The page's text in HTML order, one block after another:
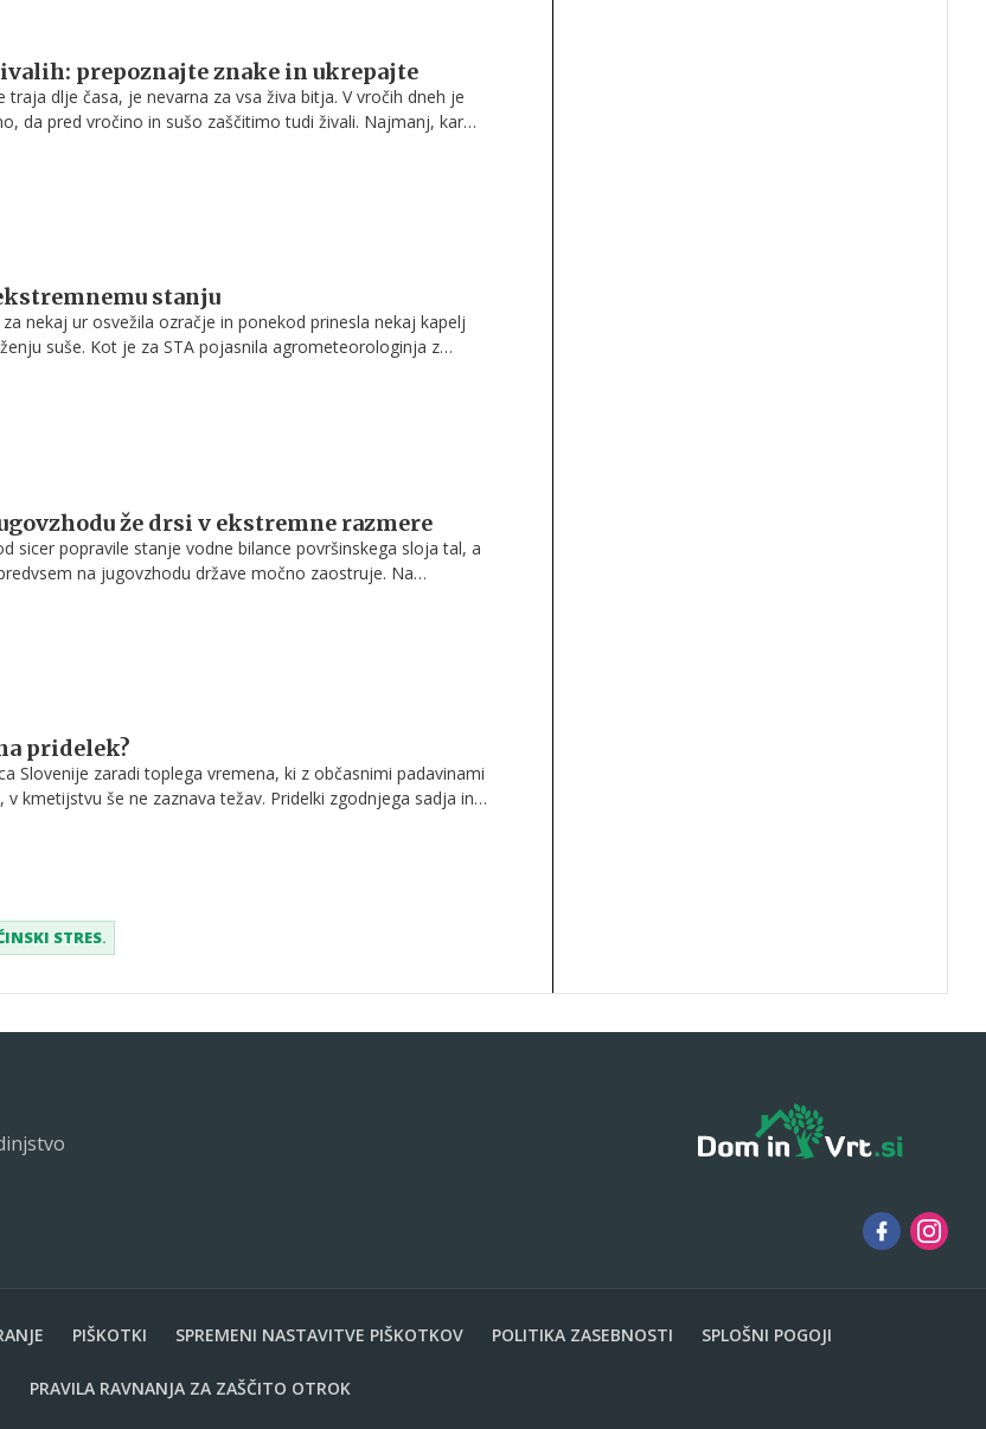
prepoznajte znake in ukrepajte
traja dlje časa, je nevarna za vsa živa bitja. V vročih dneh je
da pred vročino in sušo zaščitimo tudi živali. Najmanj, kar
stanju
nekaj ur osvežila ozračje in ponekod prinesla nekaj kapelj
suše. Kot je za STA pojasnila agrometeorologinja z
že drsi v ekstremne razmere
sicer popravile stanje vodne bilance površinskega sloja tal, a
na jugovzhodu države močno zaostruje. Na
pridelek?
Slovenije zaradi toplega vremena, ki z občasnimi padavinami
kmetijstvu še ne zaznava težav. Pridelki zgodnjega sadja in
STRES.
PIŠKOTKI SPREMENI NASTAVITVE PIŠKOTKOV POLITIKA ZASEBNOSTI SPLOŠNI POGOJI
PRAVILA RAVNANJA ZA ZAŠČITO OTROK